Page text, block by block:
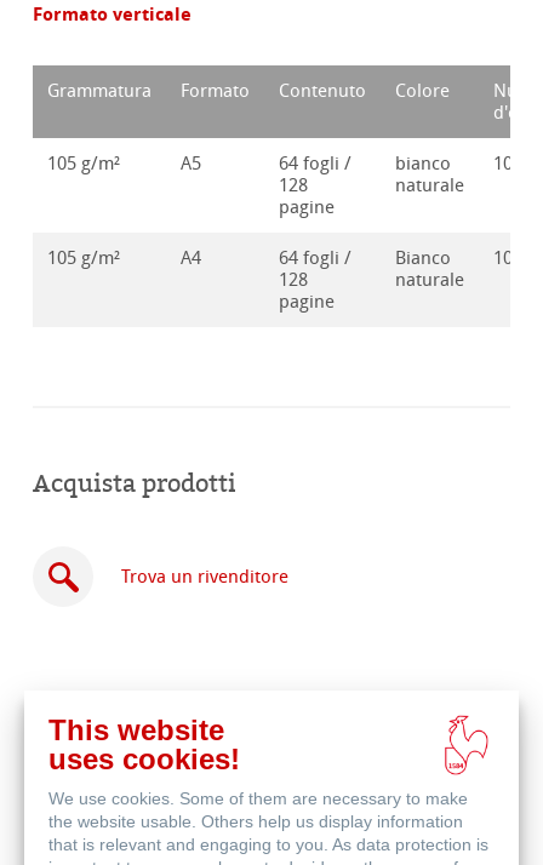
Formato verticale
Grammatura Formato Contenuto Colore
105 g/m² A5
64 fogli /
128
pagine
bianco
naturale
105 g/m² A4
64 fogli /
128
pagine
Bianco
naturale
Acquista prodotti
Trova un rivenditore
Acquista
online
This website
uses cookies!
We use cookies. Some of them are necessary to make
the website usable. Others help us display information
that is relevant and engaging to you. As data protection is